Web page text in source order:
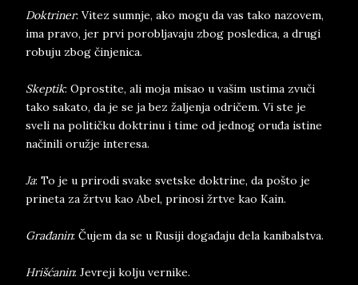
Doktriner: Vitez sumnje, ako mogu da vas tako nazovem,
ima pravo, jer prvi porobljavaju zbog posledica, a drugi
robuju zbog činjenica.
Skeptik: Oprostite, ali moja misao u vašim ustima zvuči
tako sakato, da je se ja bez žaljenja odričem. Vi ste je
sveli na političku doktrinu i time od jednog oruđa istine
načinili oružje interesa.
Ja: To je u prirodi svake svetske doktrine, da pošto je
prineta za žrtvu kao Abel, prinosi žrtve kao Kain.
Građanin: Čujem da se u Rusiji događaju dela kanibalstva.
Hrišćanin: Jevreji kolju vernike.